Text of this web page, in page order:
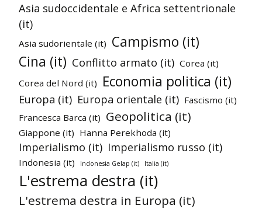
Asia sudoccidentale e Africa settentrionale
(it)
Asia sudorientale (it) Campismo (it)
Cina (it) Conflitto armato (it) Corea (it)
Corea del Nord (it) Economia politica (it)
Europa (it) Europa orientale (it) Fascismo (it)
Francesca Barca (it) Geopolitica (it)
Giappone (it) Hanna Perekhoda (it)
Imperialismo (it) Imperialismo russo (it)
Indonesia (it) Indonesia Gelap (it) Italia (it)
L'estrema destra (it)
L'estrema destra in Europa (it)